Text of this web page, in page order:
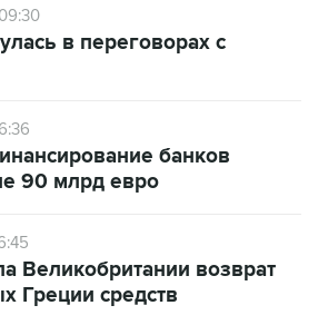
в переговорах с
банков
90 млрд евро
Великобритании возврат
Греции средств